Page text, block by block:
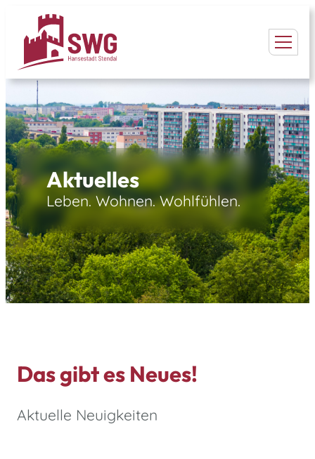
Aktuelles
Leben. Wohnen. Wohlfühlen.
Das gibt es Neues!
Aktuelle Neuigkeiten